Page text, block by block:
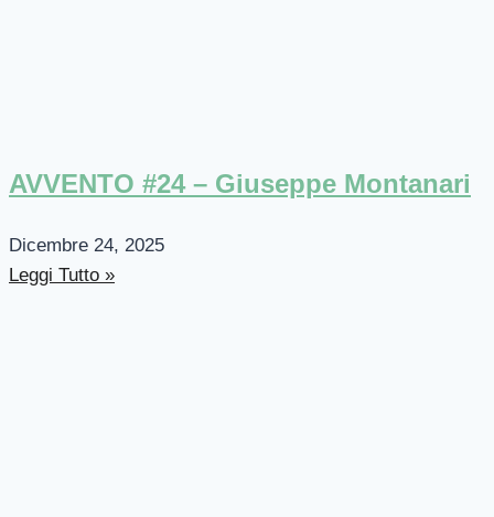
AVVENTO #24 – Giuseppe Montanari
Dicembre 24, 2025
Leggi Tutto »